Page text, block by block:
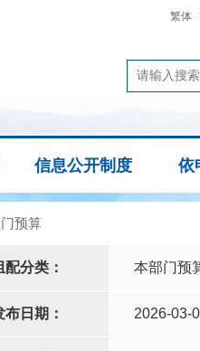
繁体
信息公开制度 依
预算
配分类： 本部门预
布日期： 2026-03-